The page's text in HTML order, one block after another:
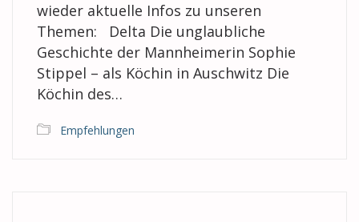
wieder aktuelle Infos zu unseren
Themen: Delta Die unglaubliche
Geschichte der Mannheimerin Sophie
Stippel – als Köchin in Auschwitz Die
Köchin des…
Empfehlungen